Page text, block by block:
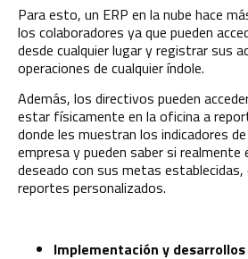
Para esto, un ERP en la nube hace
los colaboradores ya que pueden
desde cualquier lugar y registrar sus
operaciones de cualquier índole.
Además, los directivos pueden
estar físicamente en la oficina a
donde les muestran los indicadores
empresa y pueden saber si
deseado con sus metas establecidas,
reportes personalizados.
Implementación y